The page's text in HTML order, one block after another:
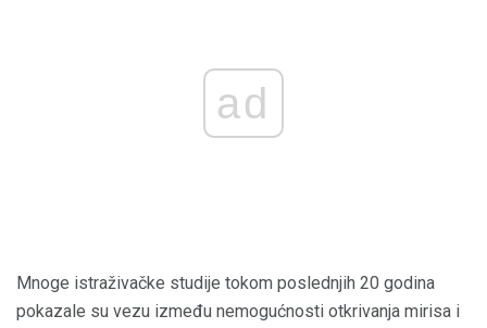
ad
Mnoge istraživačke studije tokom poslednjih 20 godina
pokazale su vezu između nemogućnosti otkrivanja mirisa i